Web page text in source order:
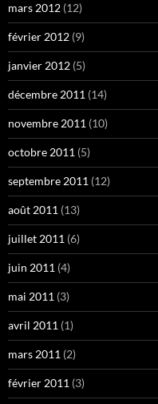
mars 2012 (12)
février 2012 (9)
janvier 2012 (5)
décembre 2011 (14)
novembre 2011 (10)
octobre 2011 (5)
septembre 2011 (12)
août 2011 (13)
juillet 2011 (6)
juin 2011 (4)
mai 2011 (3)
avril 2011 (1)
mars 2011 (2)
février 2011 (3)